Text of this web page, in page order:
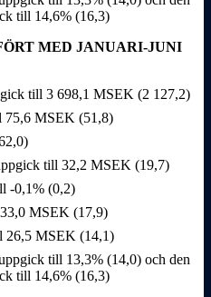
till 14,6% (16,3)
MED JANUARI-JUNI
till 3 698,1 MSEK (2 127,2)
75,6 MSEK (51,8)
till 32,2 MSEK (19,7)
-0,1% (0,2)
MSEK (17,9)
26,5 MSEK (14,1)
till 13,3% (14,0) och den
till 14,6% (16,3)